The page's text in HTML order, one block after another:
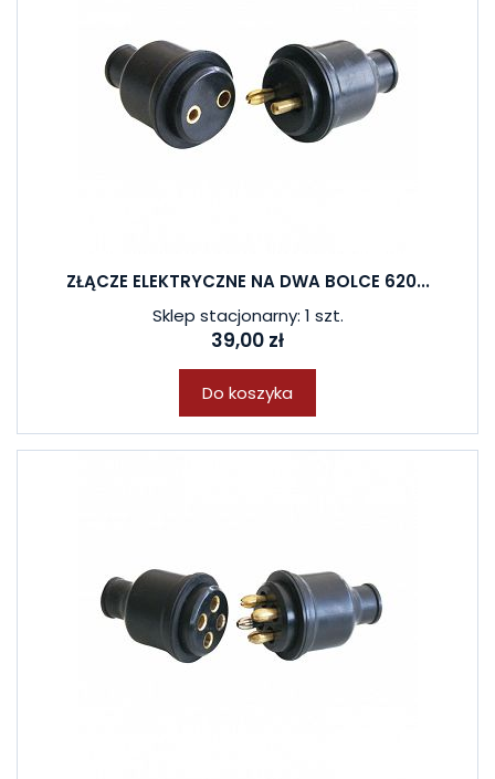
ZŁĄCZE ELEKTRYCZNE NA DWA BOLCE 620...
Sklep stacjonarny: 1 szt.
39,00 zł
Do koszyka